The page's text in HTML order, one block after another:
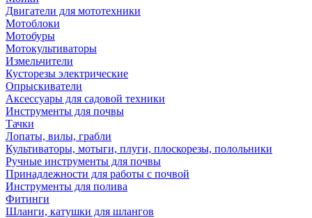
Двигатели для мототехники
Мотоблоки
Мотобуры
Мотокультиваторы
Измельчители
Кусторезы электрические
Опрыскиватели
Аксессуары для садовой техники
Инструменты для почвы
Тачки
Лопаты, вилы, грабли
Культиваторы, мотыги, плуги, плоскорезы, полольники
Ручные инструменты для почвы
Принадлежности для работы с почвой
Инструменты для полива
Фитинги
Шланги, катушки для шлангов